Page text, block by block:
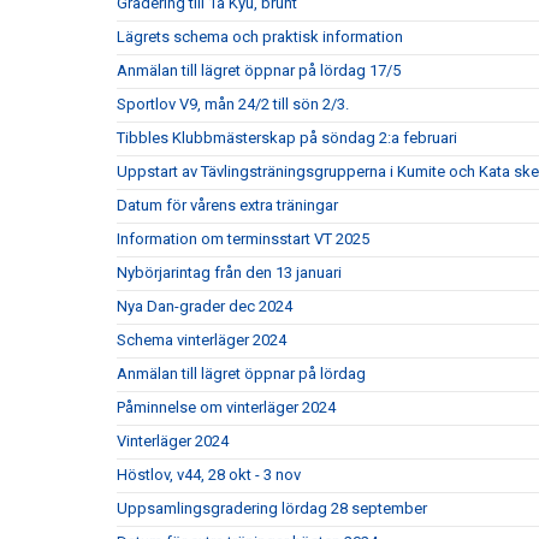
Lägrets schema och praktisk information
Anmälan till lägret öppnar på lördag 17/5
Sportlov V9, mån 24/2 till sön 2/3.
Tibbles Klubbmästerskap på söndag 2:a februari
Uppstart av Tävlingsträningsgrupperna i Kumite och Kata
Datum för vårens extra träningar
Information om terminsstart VT 2025
Nybörjarintag från den 13 januari
Nya Dan-grader dec 2024
Schema vinterläger 2024
Anmälan till lägret öppnar på lördag
Påminnelse om vinterläger 2024
Vinterläger 2024
Höstlov, v44, 28 okt - 3 nov
Uppsamlingsgradering lördag 28 september